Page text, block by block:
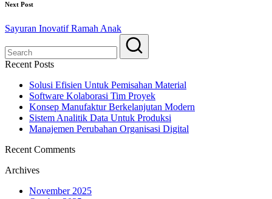
Next Post
Sayuran Inovatif Ramah Anak
Recent Posts
Solusi Efisien Untuk Pemisahan Material
Software Kolaborasi Tim Proyek
Konsep Manufaktur Berkelanjutan Modern
Sistem Analitik Data Untuk Produksi
Manajemen Perubahan Organisasi Digital
Recent Comments
Archives
November 2025